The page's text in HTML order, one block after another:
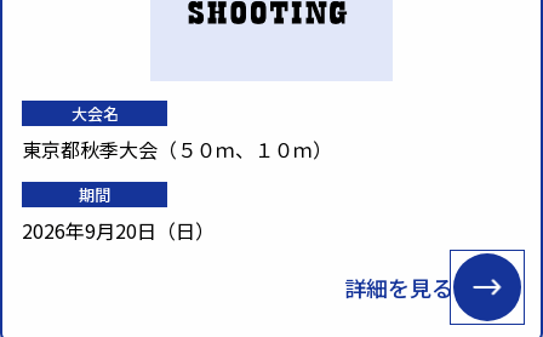
大会名
東京都秋季大会（５０ｍ、１０ｍ）
期間
2026年9月20日（日）
詳細を見る